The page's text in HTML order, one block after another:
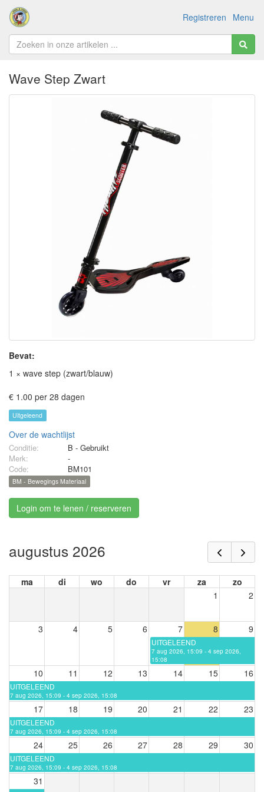
Menu
Registreren
Wave Step Zwart
Bevat:
1 × wave step (zwart/blauw)
€ 1.00 per 28 dagen
Uitgeleend
Over de wachtlijst
Conditie:
B - Gebruikt
Merk:
-
Code:
BM101
BM - Bewegings Materiaal
Login om te lenen / reserveren
augustus 2026
ma di wo do vr za
zo
1
2
3 4 5 6 7 8 9
UITGELEEND
7 aug 2026, 15:09 - 4 sep 2026,
15:08
10 11 12 13 14 15 16
UITGELEEND
7 aug 2026, 15:09 - 4 sep 2026, 15:08
17 18 19 20 21 22 23
UITGELEEND
7 aug 2026, 15:09 - 4 sep 2026, 15:08
24 25 26 27 28 29 30
UITGELEEND
7 aug 2026, 15:09 - 4 sep 2026, 15:08
31